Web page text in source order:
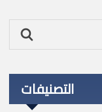
التصنيفات